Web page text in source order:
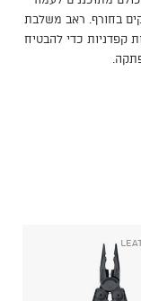
בחורף. ראב משלבת
קפדניות כדי להבטיח